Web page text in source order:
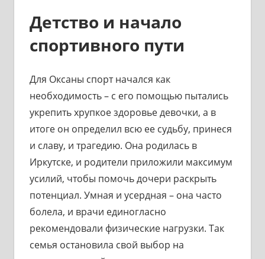
Детство и начало
спортивного пути
Для Оксаны спорт начался как
необходимость – с его помощью пытались
укрепить хрупкое здоровье девочки, а в
итоге он определил всю ее судьбу, принеся
и славу, и трагедию. Она родилась в
Иркутске, и родители приложили максимум
усилий, чтобы помочь дочери раскрыть
потенциал. Умная и усердная – она часто
болела, и врачи единогласно
рекомендовали физические нагрузки. Так
семья остановила свой выбор на